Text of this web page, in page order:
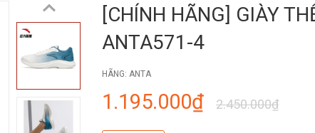
[CHÍNH HÃNG] GIÀY
ANTA571-4
HÃNG: ANTA
1.195.000₫ 2.450.000₫